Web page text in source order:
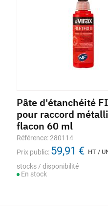
Ruban d'étanchéité
FIBRE SEAL pour
métallique 14mm 15m
Référence: 933085
Prix public: 13,58 € HT / UNITÉ
stocks / disponibilité
En stock
Pâte d'étanchéité
pour raccord
flacon 60 ml
Référence: 280114
Prix public: 59,91 € HT /
stocks / disponibilité
En stock